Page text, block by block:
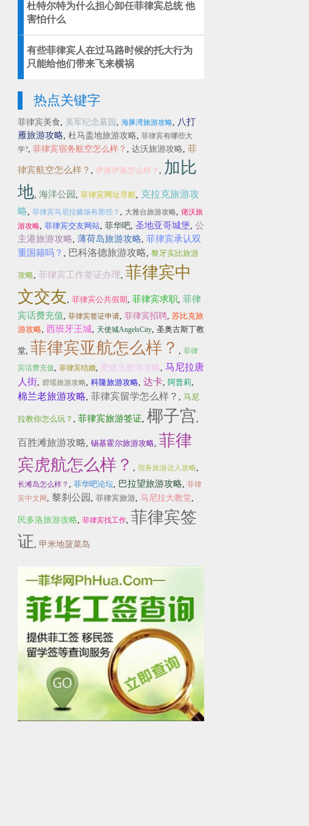
杜特尔特为什么担心卸任菲律宾总统 他
害怕什么
有些菲律宾人在过马路时候的托大行为
只能给他们带来飞来横祸
热点关键字
菲律宾美食, 美军纪念墓园 , 海豚湾旅游攻略, 八打
雁旅游攻略, 杜马盖地旅游攻略, 菲律宾有哪些大
学?, 菲律宾宿务航空怎么样？ , 达沃旅游攻略, 菲
律宾航空怎么样？ , 伊洛伊洛怎么样？ , 加比
地, 海洋公园 , 菲律宾网址导航, 克拉克旅游攻
略, 菲律宾马尼拉赌场有那些？ , 大雅台旅游攻略, 佬沃旅
游攻略, 菲律宾交友网站, 菲华吧, 圣地亚哥城堡, 公
主港旅游攻略, 薄荷岛旅游攻略, 菲律宾承认双
重国籍吗？ , 巴科洛德旅游攻略, 黎牙实比旅游
攻略, 菲律宾工作签证办理, 菲律宾中
文交友, 菲律宾公共假期, 菲律宾求职, 菲律
宾话费充值, 菲律宾签证申请, 菲律宾招聘, 苏比克旅
游攻略, 西班牙王城, 天使城AngelsCity, 圣奥古斯丁教
堂, 菲律宾亚航怎么样？ , 菲律
宾话费充值, 菲律宾结婚, 爱妮岛旅游攻略, 马尼拉唐
人街, 碧瑶旅游攻略, 科隆旅游攻略, 达卡, 阿普莉,
棉兰老旅游攻略, 菲律宾留学怎么样？ , 马尼
拉教你怎么玩？ , 菲律宾旅游签证, 椰子宫,
百胜滩旅游攻略, 锡基霍尔旅游攻略, 菲律
宾虎航怎么样？ , 宿务旅游达人攻略,
长滩岛怎么样？ , 菲华吧论坛, 巴拉望旅游攻略, 菲律
宾中文网 , 黎刹公园 , 菲律宾旅游, 马尼拉大教堂,
民多洛旅游攻略, 菲律宾找工作, 菲律宾签
证, 甲米地菠菜岛